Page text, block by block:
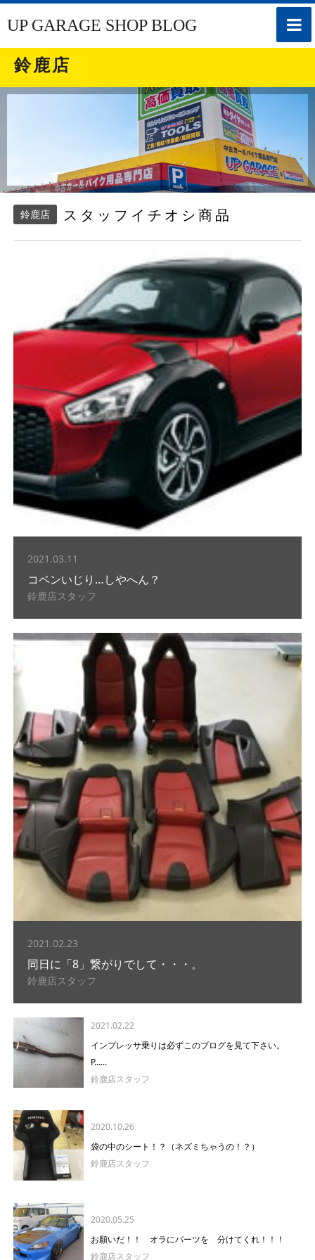
toggle
UP GARAGE SHOP BLOG
鈴鹿店
鈴鹿店 スタッフイチオシ商品
2021.03.11
コペンいじり…しやへん？
鈴鹿店スタッフ
2021.02.23
同日に「8」繋がりでして・・・。
鈴鹿店スタッフ
2021.02.22
インプレッサ乗りは必ずこのブログを見て下さい。
P......
鈴鹿店スタッフ
2020.10.26
袋の中のシート！？（ネズミちゃうの！？）
鈴鹿店スタッフ
2020.05.25
お願いだ！！ オラにパーツを 分けてくれ！！！
鈴鹿店スタッフ